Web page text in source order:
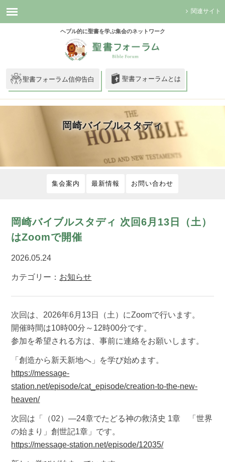
関連サイト
ヘブル的に聖書を学ぶ集会のネットワーク
聖書フォーラム信仰告白 聖書フォーラムとは
岡崎バイブルスタディ
集会案内 最新情報 お問い合わせ
岡崎バイブルスタディ 次回6月13日（土）
はZoomで開催
2026.05.24
カテゴリー： お知らせ
次回は、2026年6月13日（土）にZoomで行います。
開催時間は10時00分～12時00分です。
参加を希望される方は、事前に連絡をお願いします。
「創造から新天新地へ」を学び始めます。
https://message-
station.net/episode/cat_episode/creation-to-the-new-
heaven/
次回は「（02）―24章でたどる神の救済史 1章 「世界
の始まり」創世記1章」です。
https://message-station.net/episode/12035/